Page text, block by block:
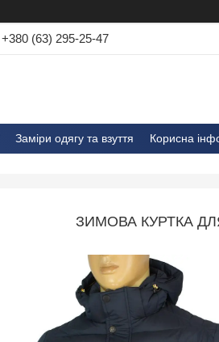
+380 (63) 295-25-47
Заміри одягу та взуття Корисна
ЗИМОВА КУРТКА